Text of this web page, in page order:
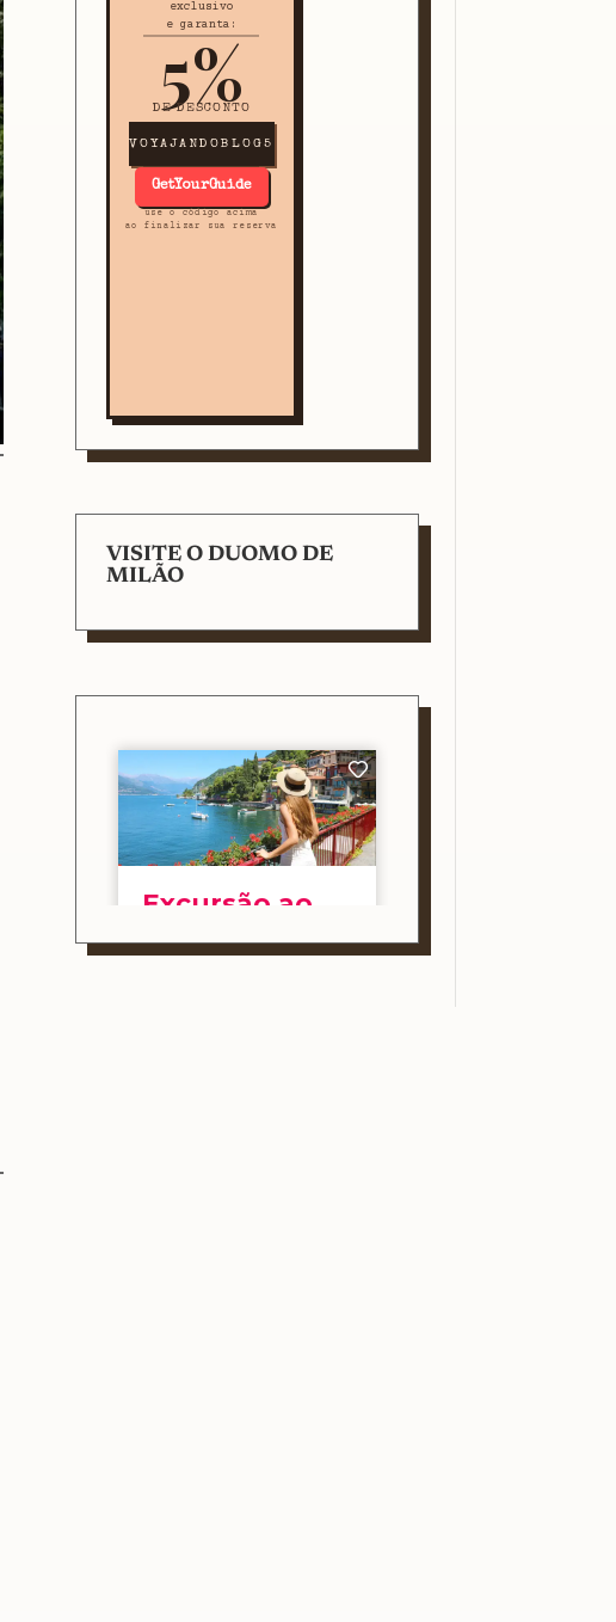
exclusivo
e garanta:
5%
DE DESCONTO
VOYAJANDOBLOG5
GetYourGuide
use o código acima
ao finalizar sua reserva
VISITE O DUOMO DE
MILÃO